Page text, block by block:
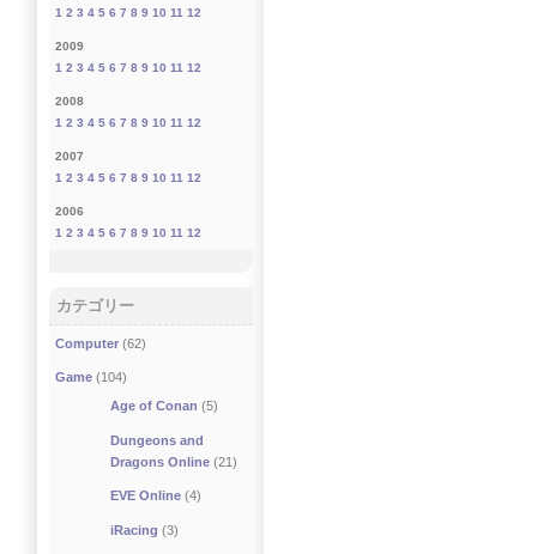
1 2 3 4 5 6 7 8 9 10 11 12
2009
1 2 3 4 5 6 7 8 9 10 11 12
2008
1 2 3 4 5 6 7 8 9 10 11 12
2007
1 2 3 4 5 6 7 8 9 10 11 12
2006
1 2 3 4 5 6 7 8 9 10 11 12
カテゴリー
Computer (62)
Game (104)
Age of Conan (5)
Dungeons and
Dragons Online(21)
EVE Online(4)
iRacing (3)